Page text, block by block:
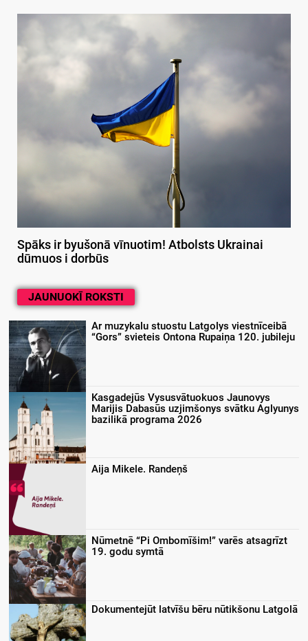
Spāks ir byušonā vīnuotim! Atbolsts Ukrainai
dūmuos i dorbūs
JAUNUOKĪ ROKSTI
Ar muzykalu stuostu Latgolys viestnīceibā
“Gors” svieteis Ontona Rupaiņa 120. jubileju
Kasgadejūs Vysusvātuokuos Jaunovys
Marijis Dabasūs uzjimšonys svātku Aglyunys
bazilikā programa 2026
Aija Mikele. Randeņš
Nūmetnē “Pi Ombomīšim!” varēs atsagrīzt
19. godu symtā
Dokumentejūt latvīšu bēru nūtikšonu Latgolā